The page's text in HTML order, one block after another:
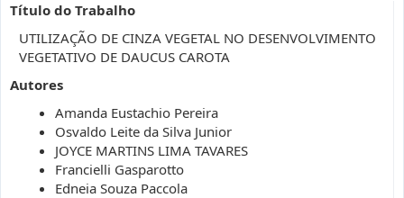
Título do Trabalho
UTILIZAÇÃO DE CINZA VEGETAL NO DESENVOLVIMENTO
VEGETATIVO DE DAUCUS CAROTA
Autores
Amanda Eustachio Pereira
Osvaldo Leite da Silva Junior
JOYCE MARTINS LIMA TAVARES
Francielli Gasparotto
Edneia Souza Paccola